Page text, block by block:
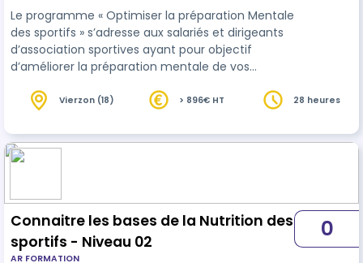
Le programme « Optimiser la préparation Mentale
des sportifs » s’adresse aux salariés et dirigeants
d’association sportives ayant pour objectif
d’améliorer la préparation mentale de vos
Vierzon (18) > 896€ HT 28 heures
Connaitre les bases de la Nutrition des
sportifs - Niveau 02
AR FORMATION
0